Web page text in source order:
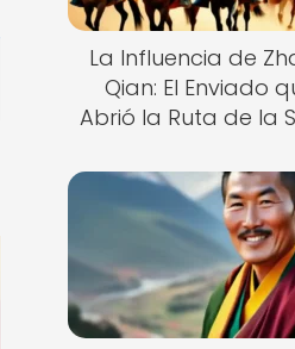
La Influencia de
Qian: El Enviado
Abrió la Ruta de la